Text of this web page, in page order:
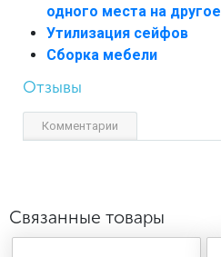
одного места на другое
Утилизация сейфов
Сборка мебели
Отзывы
Комментарии
Связанные товары